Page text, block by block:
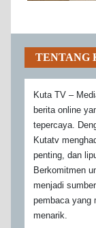
TENTANG
Kuta TV –
berita online
tepercaya.
Kutatv
penting, dan
Berkomitmen
menjadi
pembaca yang
menarik.